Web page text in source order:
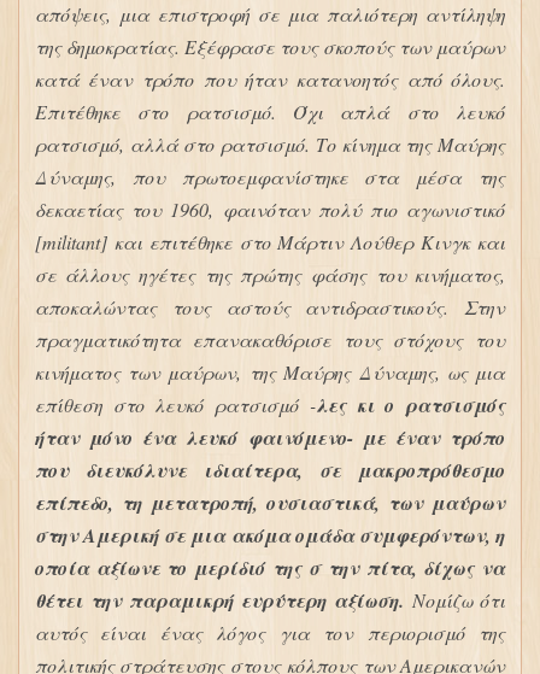
απόψεις, μια επιστροφή σε μια παλιότερη αντίληψη
της δημοκρατίας. Εξέφρασε τους σκοπούς των μαύρων
κατά έναν τρόπο που ήταν κατανοητός από όλους.
Επιτέθηκε στο ρατσισμό. Όχι απλά στο λευκό
ρατσισμό, αλλά στο ρατσισμό. Το κίνημα της Μαύρης
Δύναμης, που πρωτοεμφανίστηκε στα μέσα της
δεκαετίας του 1960, φαινόταν πολύ πιο αγωνιστικό
[militant] και επιτέθηκε στο Μάρτιν Λούθερ Κινγκ και
σε άλλους ηγέτες της πρώτης φάσης του κινήματος,
αποκαλώντας τους αστούς αντιδραστικούς. Στην
πραγματικότητα επανακαθόρισε τους στόχους του
κινήματος των μαύρων, της Μαύρης Δύναμης, ως μια
επίθεση στο λευκό ρατσισμό -λες κι ο ρατσισμός
ήταν μόνο ένα λευκό φαινόμενο- με έναν τρόπο
που διευκόλυνε ιδιαίτερα, σε μακροπρόθεσμο
επίπεδο, τη μετατροπή, ουσιαστικά, των μαύρων
στην Αμερική σε μια ακόμα ομάδα συμφερόντων, η
οποία αξίωνε το μερίδιό της σ την πίτα, δίχως να
θέτει την παραμικρή ευρύτερη αξίωση.Νομίζω ότι
αυτός είναι ένας λόγος για τον περιορισμό της
πολιτικής στράτευσης στους κόλπους των Αμερικανών